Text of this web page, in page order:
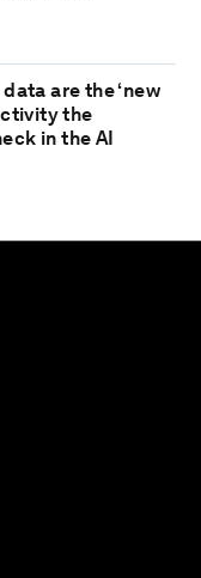
are the ‘new
the
in the AI